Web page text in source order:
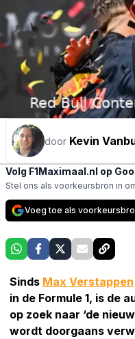
door Kevin
Volg F1Maximaal.nl op
Stel ons als voorkeursbron in
Voeg toe als
Sinds Max Verstappen
in de Formule 1, is de
op zoek naar ‘de
wordt doorgaans